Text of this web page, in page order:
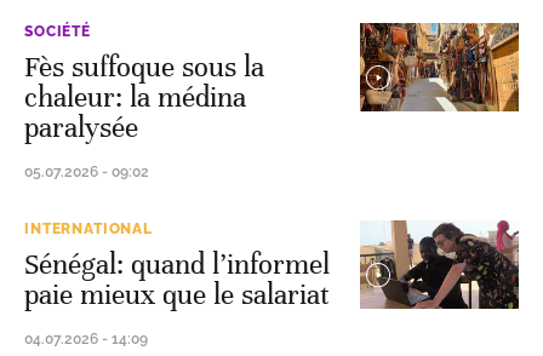
SOCIÉTÉ
Fès suffoque sous la
chaleur: la médina
paralysée
05.07.2026 - 09:02
INTERNATIONAL
Sénégal: quand l’informel
paie mieux que le salariat
04.07.2026 - 14:09